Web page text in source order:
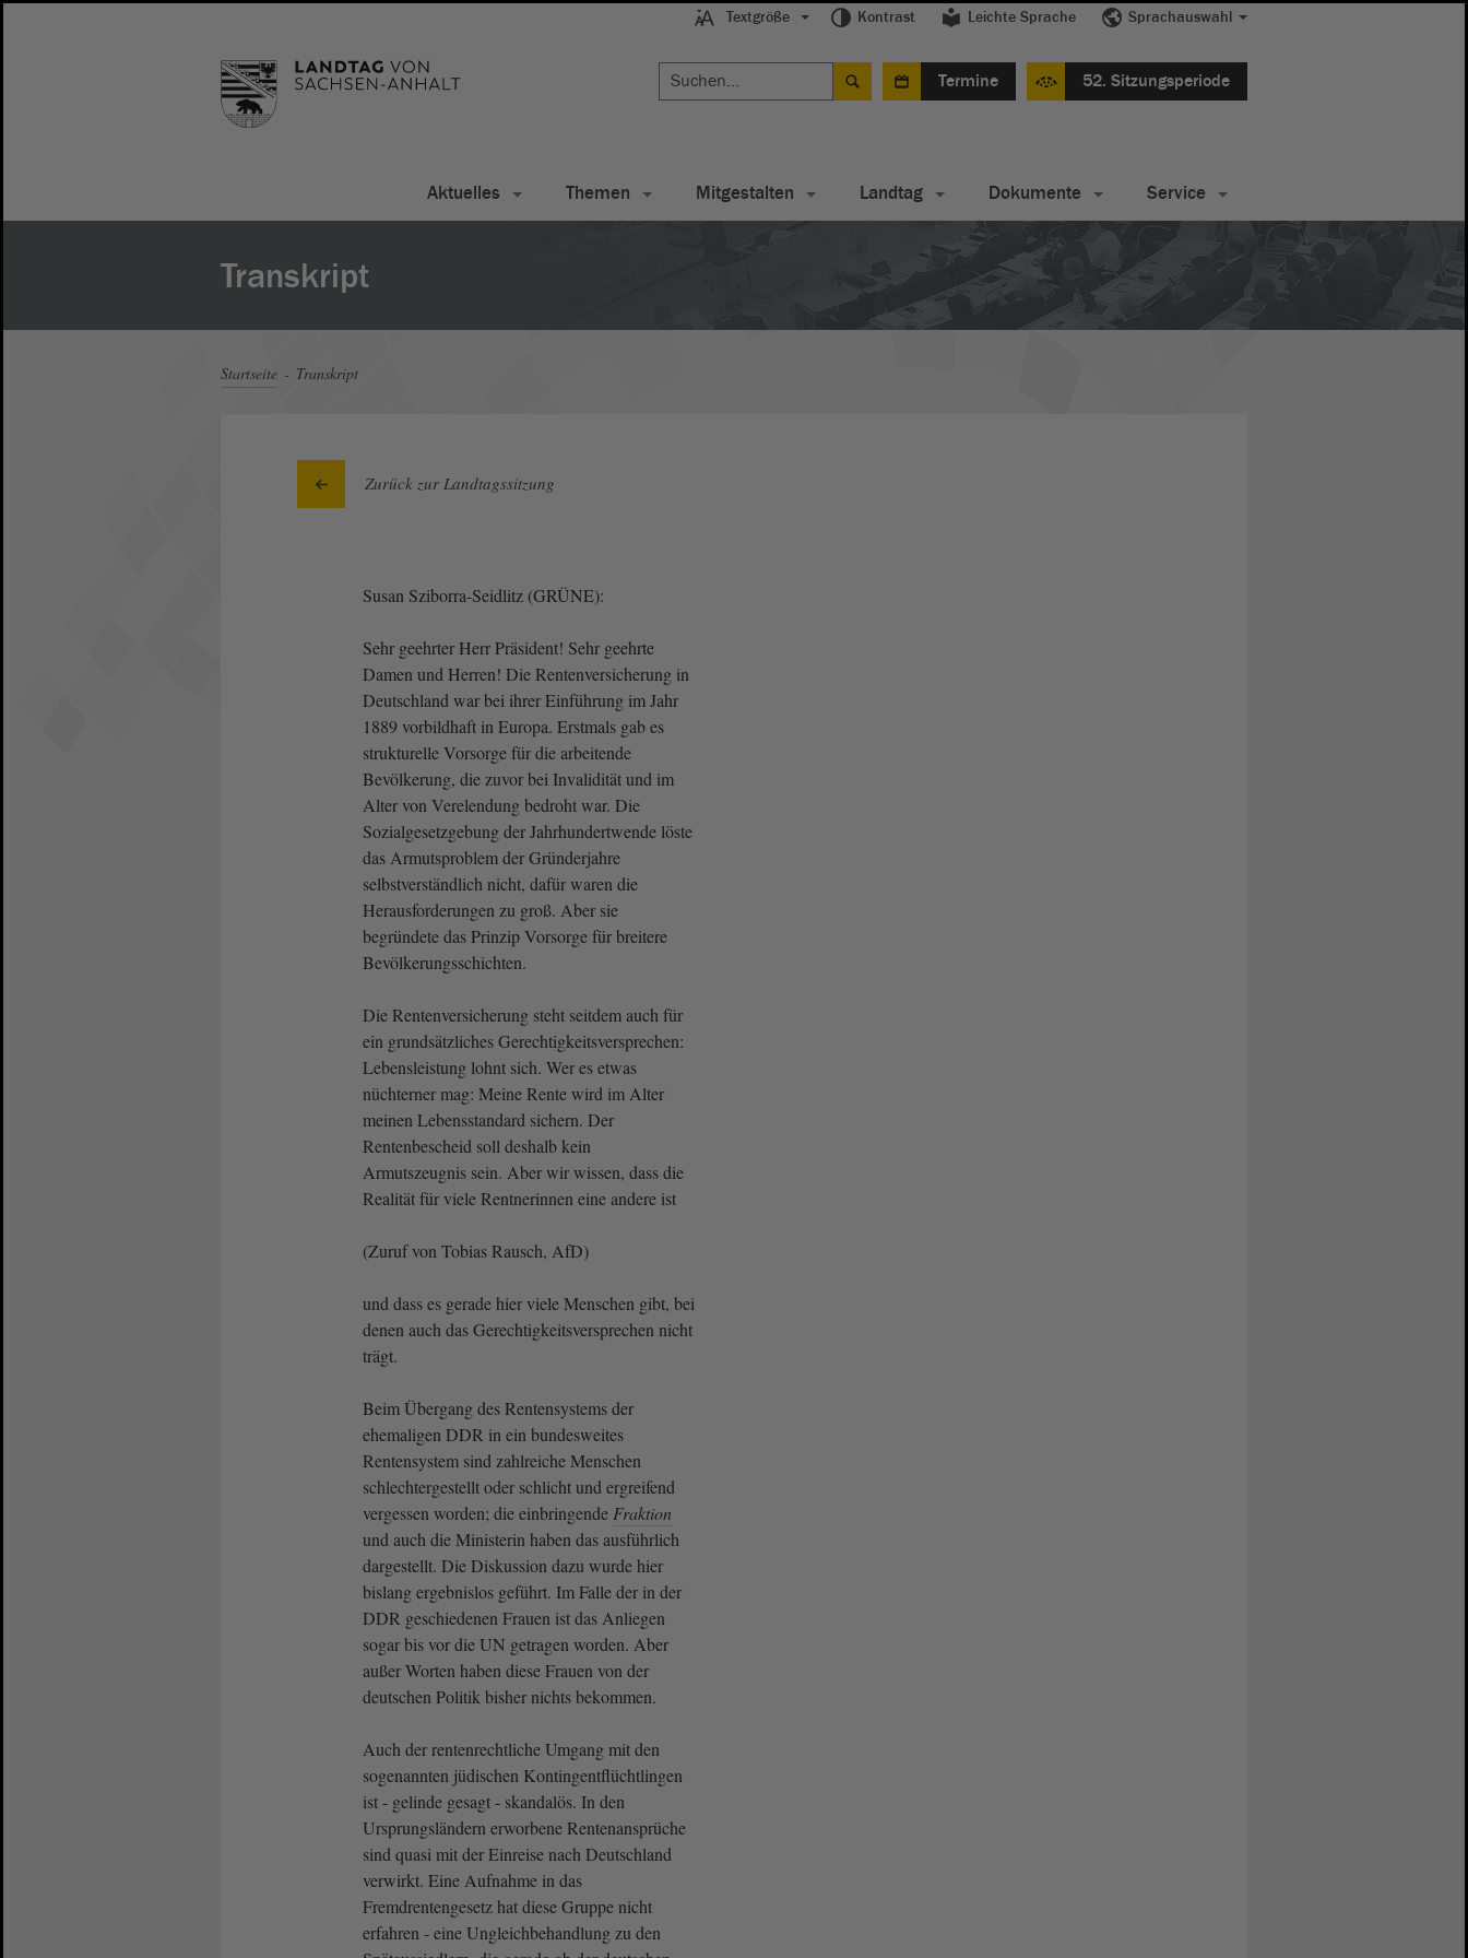
Textgröße Kontrast Leichte Sprache Sprachauswahl
Termine 52. Sitzungsperiode
Aktuelles Themen Mitgestalten Landtag Dokumente Service
Transkript
Startseite Transkript
Zurück zur Landtagssitzung
Susan Sziborra-Seidlitz (GRÜNE):
Sehr geehrter Herr Präsident! Sehr geehrte
Damen und Herren! Die Rentenversicherung in
Deutschland war bei ihrer Einführung im Jahr
1889 vorbildhaft in Europa. Erstmals gab es
strukturelle Vorsorge für die arbeitende
Bevölkerung, die zuvor bei Invalidität und im
Alter von Verelendung bedroht war. Die
Sozialgesetzgebung der Jahrhundertwende löste
das Armutsproblem der Gründerjahre
selbstverständlich nicht, dafür waren die
Herausforderungen zu groß. Aber sie
begründete das Prinzip Vorsorge für breitere
Bevölkerungsschichten.
Die Rentenversicherung steht seitdem auch für
ein grundsätzliches Gerechtigkeitsversprechen:
Lebensleistung lohnt sich. Wer es etwas
nüchterner mag: Meine Rente wird im Alter
meinen Lebensstandard sichern. Der
Rentenbescheid soll deshalb kein
Armutszeugnis sein. Aber wir wissen, dass die
Realität für viele Rentnerinnen eine andere ist
(Zuruf von Tobias Rausch, AfD)
und dass es gerade hier viele Menschen gibt, bei
denen auch das Gerechtigkeitsversprechen nicht
trägt.
Beim Übergang des Rentensystems der
ehemaligen DDR in ein bundesweites
Rentensystem sind zahlreiche Menschen
schlechtergestellt oder schlicht und ergreifend
vergessen worden; die einbringende Fraktion
und auch die Ministerin haben das ausführlich
dargestellt. Die Diskussion dazu wurde hier
bislang ergebnislos geführt. Im Falle der in der
DDR geschiedenen Frauen ist das Anliegen
sogar bis vor die UN getragen worden. Aber
außer Worten haben diese Frauen von der
deutschen Politik bisher nichts bekommen.
Auch der rentenrechtliche Umgang mit den
sogenannten jüdischen Kontingentflüchtlingen
ist - gelinde gesagt - skandalös. In den
Ursprungsländern erworbene Rentenansprüche
sind quasi mit der Einreise nach Deutschland
verwirkt. Eine Aufnahme in das
Fremdrentengesetz hat diese Gruppe nicht
erfahren - eine Ungleichbehandlung zu den